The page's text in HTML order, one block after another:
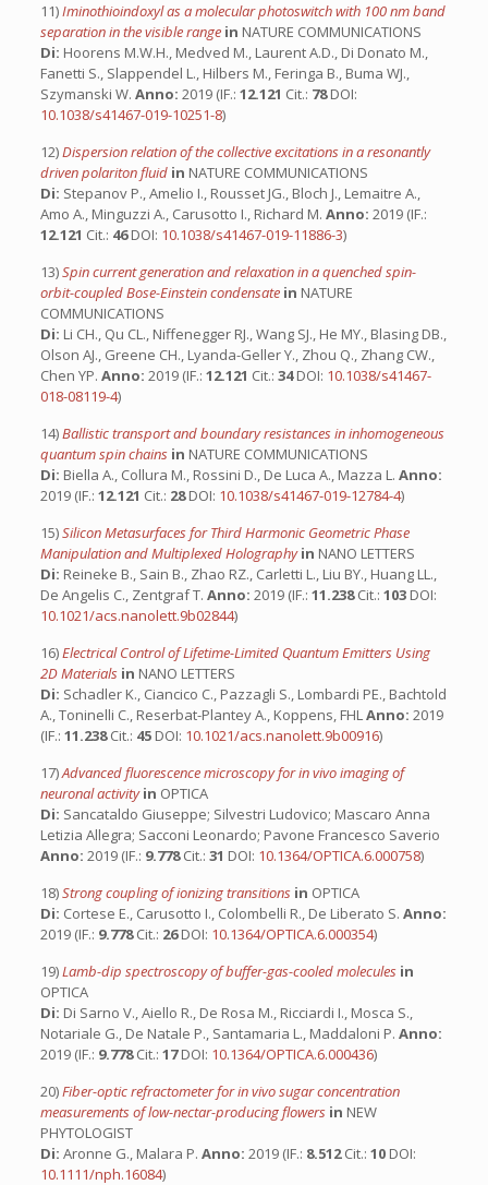
11)Iminothioindoxyl as a molecular photoswitch with 100 nm band
separation in the visible range in NATURE COMMUNICATIONS
Di: Hoorens M.W.H., Medved M., Laurent A.D., Di Donato M.,
Fanetti S., Slappendel L., Hilbers M., Feringa B., Buma WJ.,
Szymanski W. Anno: 2019 (IF.: 12.121 Cit.: 78DOI:
10.1038/s41467-019-10251-8)
12)Dispersion relation of the collective excitations in a resonantly
driven polariton fluid in NATURE COMMUNICATIONS
Di: Stepanov P., Amelio I., Rousset JG., Bloch J., Lemaitre A.,
Amo A., Minguzzi A., Carusotto I., Richard M. Anno: 2019 (IF.:
12.121 Cit.: 46DOI: 10.1038/s41467-019-11886-3)
13)Spin current generation and relaxation in a quenched spin-
orbit-coupled Bose-Einstein condensate in NATURE
COMMUNICATIONS
Di: Li CH., Qu CL., Niffenegger RJ., Wang SJ., He MY., Blasing DB.,
Olson AJ., Greene CH., Lyanda-Geller Y., Zhou Q., Zhang CW.,
Chen YP. Anno: 2019 (IF.: 12.121 Cit.: 34DOI: 10.1038/s41467-
018-08119-4)
14)Ballistic transport and boundary resistances in inhomogeneous
quantum spin chains in NATURE COMMUNICATIONS
Di: Biella A., Collura M., Rossini D., De Luca A., Mazza L. Anno:
2019 (IF.: 12.121 Cit.: 28DOI: 10.1038/s41467-019-12784-4)
15)Silicon Metasurfaces for Third Harmonic Geometric Phase
Manipulation and Multiplexed Holographyin NANO LETTERS
Di: Reineke B., Sain B., Zhao RZ., Carletti L., Liu BY., Huang LL.,
De Angelis C., Zentgraf T. Anno: 2019 (IF.: 11.238Cit.: 103 DOI:
10.1021/acs.nanolett.9b02844)
16)Electrical Control of Lifetime-Limited Quantum Emitters Using
2D Materials in NANO LETTERS
Di: Schadler K., Ciancico C., Pazzagli S., Lombardi PE., Bachtold
A., Toninelli C., Reserbat-Plantey A., Koppens, FHLAnno: 2019
(IF.: 11.238Cit.: 45 DOI: 10.1021/acs.nanolett.9b00916)
17)Advanced fluorescence microscopy for in vivo imaging of
neuronal activityin OPTICA
Di: Sancataldo Giuseppe; Silvestri Ludovico; Mascaro Anna
Letizia Allegra; Sacconi Leonardo; Pavone Francesco Saverio
Anno: 2019 (IF.: 9.778Cit.: 31 DOI: 10.1364/OPTICA.6.000758)
18)Strong coupling of ionizing transitions in OPTICA
Di: Cortese E., Carusotto I., Colombelli R., De Liberato S. Anno:
2019 (IF.: 9.778Cit.: 26DOI: 10.1364/OPTICA.6.000354)
19)Lamb-dip spectroscopy of buffer-gas-cooled molecules in
OPTICA
Di: Di Sarno V., Aiello R., De Rosa M., Ricciardi I., Mosca S.,
Notariale G., De Natale P., Santamaria L., Maddaloni P. Anno:
2019 (IF.: 9.778Cit.: 17DOI: 10.1364/OPTICA.6.000436)
20)Fiber-optic refractometer for in vivo sugar concentration
measurements of low-nectar-producing flowers in NEW
PHYTOLOGIST
Di: Aronne G., Malara P. Anno: 2019 (IF.: 8.512Cit.: 10 DOI:
10.1111/nph.16084)